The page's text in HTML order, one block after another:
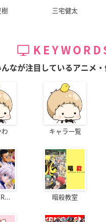
三宅健太
んなが注目しているアニメ・
キャラ一覧
暗殺教室